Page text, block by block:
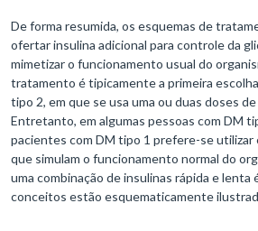
De forma resumida, os esquemas de
ofertar insulina adicional para controle da
mimetizar o funcionamento usual do
tratamento é tipicamente a primeira
tipo 2, em que se usa uma ou duas doses
Entretanto, em algumas pessoas com DM
pacientes com DM tipo 1 prefere-se utilizar
que simulam o funcionamento normal do
uma combinação de insulinas rápida e lenta
conceitos estão esquematicamente